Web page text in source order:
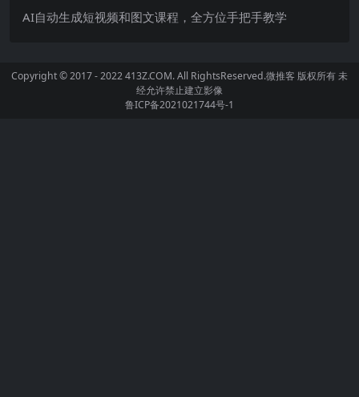
AI自动生成短视频和图文课程，全方位手把手教学
Copyright © 2017 - 2022 413Z.COM. All RightsReserved.微推客 版权所有 未
经允许禁止建立影像
鲁ICP备2021021744号-1